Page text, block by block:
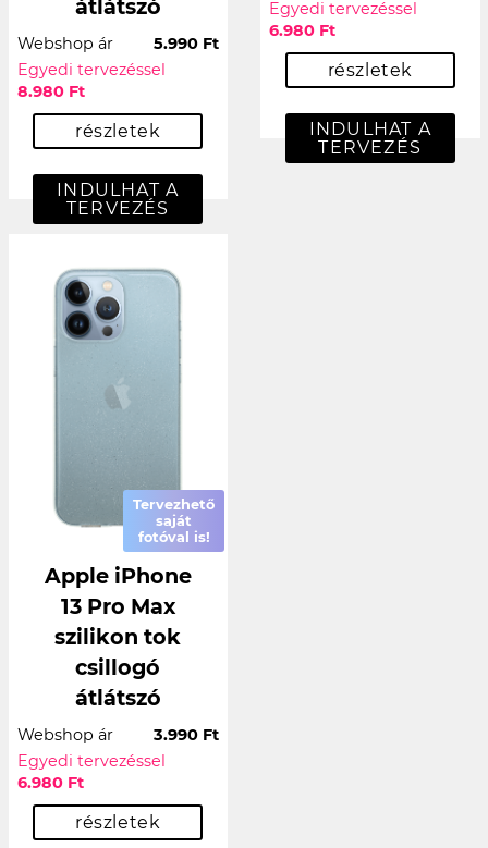
átlátszó
Webshop ár
5.990 Ft
Egyedi tervezéssel
8.980 Ft
részletek
INDULHAT A
TERVEZÉS
Egyedi tervezéssel
6.980 Ft
részletek
INDULHAT A
TERVEZÉS
Tervezhető
saját
fotóval is!
Apple iPhone
13 Pro Max
szilikon tok
csillogó
átlátszó
Webshop ár
3.990 Ft
Egyedi tervezéssel
6.980 Ft
részletek